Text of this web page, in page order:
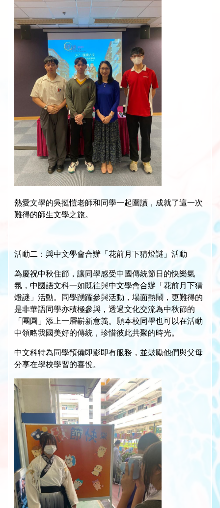
熱愛文學的吳挺愷老師和同學一起圍讀，成就了這一次
難得的師生文學之旅。
活動二：與中文學會合辦「花前月下猜燈謎」活動
為慶祝中秋住節，讓同學感受中國傳統節日的快樂氣
氛，中國語文科一如既往與中文學會合辦「花前月下猜
燈謎」活動。同學踴躍參與活動，場面熱鬧，更難得的
是非華語同學亦積極參與，透過文化交流為中秋節的
「團圓」添上一層嶄新意義。願本校同學也可以在活動
中領略我國美好的傳統，珍惜彼此共聚的時光。
中文科特為同學預備即影即有服務，並鼓勵他們與父母
分享在學校學習的喜悅。